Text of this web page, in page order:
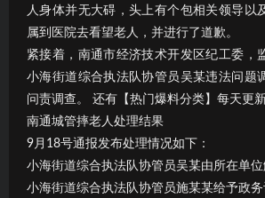
人身体并无大碍，头上有个包相关领导以
属到医院去看望老人，并进行了道歉。
紧接着，南通市经济技术开发区纪工委，
小海街道综合执法队协管员吴某违法问题
问责调查。 还有【热门爆料分类】每天更新
南通城管摔老人处理结果
9月18号通报发布处理情况如下：
小海街道综合执法队协管员吴某由所在单
小海街道综合执法队协管员施某某给予政